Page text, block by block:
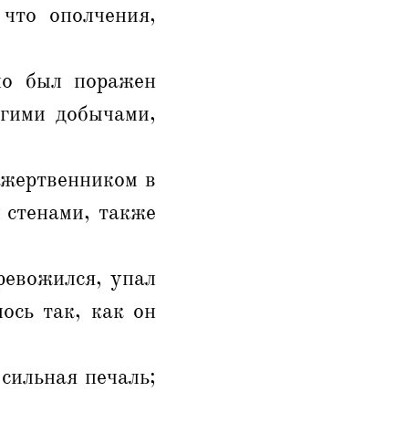
ополчения,
был поражен
добычами,
в
также
упал
так, как он
печаль;